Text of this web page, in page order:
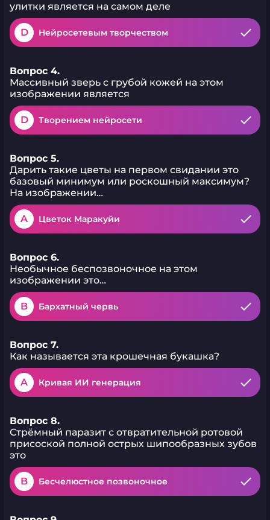
улитки является на самом деле
D Нейросетевым творчеством
Вопрос 4.
Массивный зверь с грубой кожей на этом
изображении является
D Творением нейросети
Вопрос 5.
Дарить такие цветы на первом свидании это
базовый минимум или роскошный максимум?
На изображении…
A Цветок Маракуйи
Вопрос 6.
Необычное беспозвоночное на этом
изображении это…
B Бархатный червь
Вопрос 7.
Как называется эта крошечная букашка?
A Кривая ИИ генерация
Вопрос 8.
Стрёмный паразит с отвратительной ротовой
присоской полной острых шипообразных зубов
это
B Бесчелюстное позвоночное